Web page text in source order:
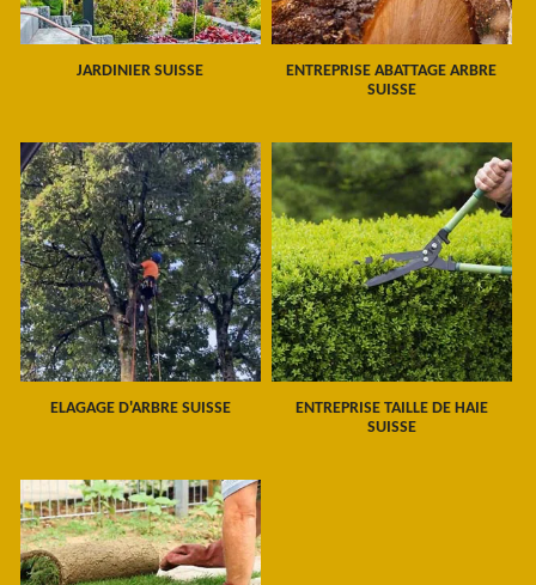
JARDINIER SUISSE
ENTREPRISE ABATTAGE ARBRE
SUISSE
ELAGAGE D'ARBRE SUISSE
ENTREPRISE TAILLE DE HAIE
SUISSE